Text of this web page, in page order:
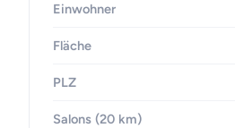
Einwohner
Fläche
PLZ
Salons (20 km)